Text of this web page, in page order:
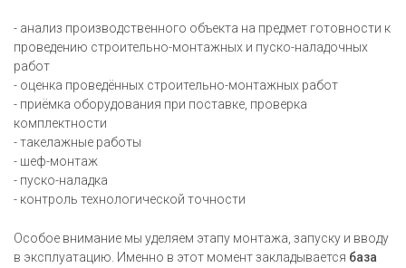
- анализ производственного объекта на предмет готовности к
проведению строительно-монтажных и пуско-наладочных
работ
- оценка проведённых строительно-монтажных работ
- приёмка оборудования при поставке, проверка
комплектности
- такелажные работы
- шеф-монтаж
- пуско-наладка
- контроль технологической точности
Особое внимание мы уделяем этапу монтажа, запуску и вводу
в эксплуатацию. Именно в этот момент закладывается база